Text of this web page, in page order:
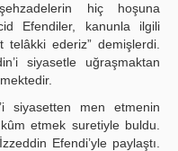
hiç hoşuna
Efendiler, kanunla ilgili
ederiz” demişlerdi.
siyasetle uğraşmaktan
siyasetten men etmenin
etmek suretiyle buldu.
Efendi’yle paylaştı.